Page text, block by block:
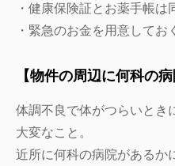
・健康保険証とお薬手帳は
・緊急のお金を用意しておく
【物件の周辺に何科の
体調不良で体がつらいとき
大変なこと。
近所に何科の病院があるか